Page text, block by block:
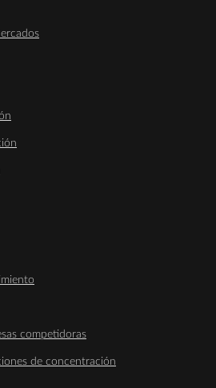
competidoras
de concentración